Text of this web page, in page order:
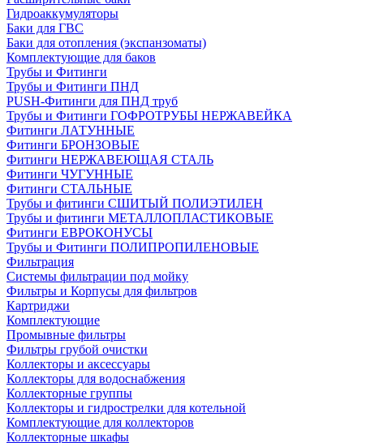
Гидроаккумуляторы
Баки для ГВС
Баки для отопления (экспанзоматы)
Комплектующие для баков
Трубы и Фитинги
Трубы и Фитинги ПНД
PUSH-Фитинги для ПНД труб
Трубы и Фитинги ГОФРОТРУБЫ НЕРЖАВЕЙКА
Фитинги ЛАТУННЫЕ
Фитинги БРОНЗОВЫЕ
Фитинги НЕРЖАВЕЮЩАЯ СТАЛЬ
Фитинги ЧУГУННЫЕ
Фитинги СТАЛЬНЫЕ
Трубы и фитинги СШИТЫЙ ПОЛИЭТИЛЕН
Трубы и фитинги МЕТАЛЛОПЛАСТИКОВЫЕ
Фитинги ЕВРОКОНУСЫ
Трубы и Фитинги ПОЛИПРОПИЛЕНОВЫЕ
Фильтрация
Системы фильтрации под мойку
Фильтры и Корпусы для фильтров
Картриджи
Комплектующие
Промывные фильтры
Фильтры грубой очистки
Коллекторы и аксессуары
Коллекторы для водоснабжения
Коллекторные группы
Коллекторы и гидрострелки для котельной
Комплектующие для коллекторов
Коллекторные шкафы